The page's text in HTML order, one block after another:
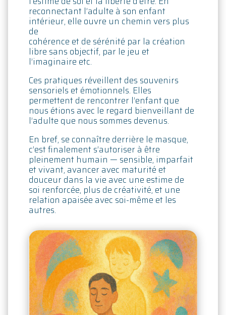
reconnectant l’adulte à son enfant
intérieur, elle ouvre un chemin vers plus
de
cohérence et de sérénité par la création
libre sans objectif, par le jeu et
l’imaginaire etc.
Ces pratiques réveillent des souvenirs
sensoriels et émotionnels. Elles
permettent de rencontrer l’enfant que
nous étions avec le regard bienveillant de
l’adulte que nous sommes devenus.
En bref, se connaître derrière le masque,
c’est finalement s’autoriser à être
pleinement humain — sensible, imparfait
et vivant, avancer avec maturité et
douceur dans la vie avec une estime de
soi renforcée, plus de créativité, et une
relation apaisée avec soi-même et les
autres.